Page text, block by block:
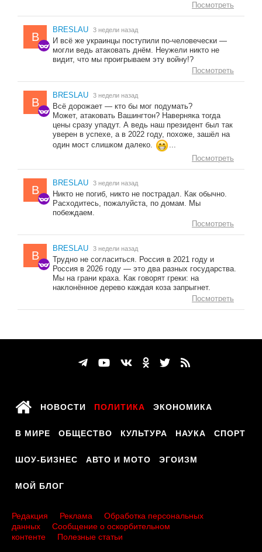
Посмотреть
B
BRESLAU 3 недели назад
И всё же украинцы поступили по-человечески —
могли ведь атаковать днём. Неужели никто не
видит, что мы проигрываем эту войну!?
Посмотреть
B
BRESLAU 3 недели назад
Всё дорожает — кто бы мог подумать?
Может, атаковать Вашингтон? Наверняка тогда
цены сразу упадут. А ведь наш президент был так
уверен в успехе, а в 2022 году, похоже, зашёл на
один мост слишком далеко.
...
Посмотреть
B
BRESLAU 3 недели назад
Никто не погиб, никто не пострадал. Как обычно.
Расходитесь, пожалуйста, по домам. Мы
побеждаем.
Посмотреть
B
BRESLAU 3 недели назад
Трудно не согласиться. Россия в 2021 году и
Россия в 2026 году — это два разных государства.
Мы на грани краха. Как говорят греки: на
наклонённое дерево каждая коза запрыгнет.
Посмотреть
НОВОСТИ ПОЛИТИКА ЭКОНОМИКА
В МИРЕ ОБЩЕСТВО КУЛЬТУРА НАУКА СПОРТ
ШОУ-БИЗНЕС АВТО И МОТО ЭГОИЗМ
МОЙ БЛОГ
Редакция Реклама
Обработка персональных
данных
Сообщение о оскорбительном
контенте
Полезные статьи